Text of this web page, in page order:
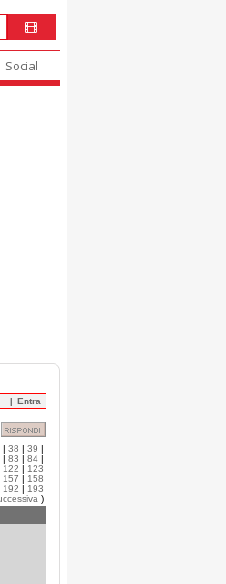
Social
Entra
| 38 | 39 |
| 83 | 84 |
122 | 123
157 | 158
192 | 193
)